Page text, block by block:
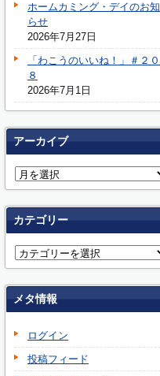
ホームカミング・デイのお知
らせ
2026年7月27日
「わこうのいいね！」＃２０
８
2026年7月1日
アーカイブ
カテゴリー
メタ情報
ログイン
投稿フィード